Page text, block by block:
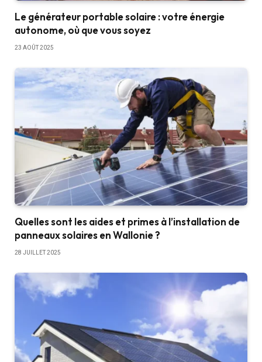
Le générateur portable solaire : votre énergie
autonome, où que vous soyez
23 AOÛT 2025
Quelles sont les aides et primes à l’installation de
panneaux solaires en Wallonie ?
28 JUILLET 2025